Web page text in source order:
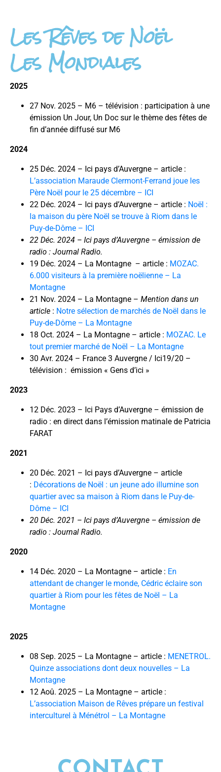
Les Rêves de Noël
Les Mondiales
2025
27 Nov. 2025 – M6 – télévision : participation à une
émission Un Jour, Un Doc sur le thème des fêtes de
fin d’année diffusé sur M6
2024
25 Déc. 2024 – Ici pays d’Auvergne – article :
L’association Maraude Clermont-Ferrand joue les
Père Noël pour le 25 décembre – ICI
22 Déc. 2024 – Ici pays d’Auvergne – article : Noël :
la maison du père Noël se trouve à Riom dans le
Puy-de-Dôme – ICI
22 Déc. 2024 – Ici pays d’Auvergne – émission de
radio : Journal Radio.
19 Déc. 2024 – La Montagne – article : MOZAC.
6.000 visiteurs à la première noëlienne – La
Montagne
21 Nov. 2024 – La Montagne – Mention dans un
article : Notre sélection de marchés de Noël dans le
Puy-de-Dôme – La Montagne
18 Oct. 2024 – La Montagne – article : MOZAC. Le
tout premier marché de Noël – La Montagne
30 Avr. 2024 – France 3 Auvergne / Ici19/20 –
télévision : émission « Gens d’ici »
2023
12 Déc. 2023 – Ici Pays d’Auvergne – émission de
radio : en direct dans l’émission matinale de Patricia
FARAT
2021
20 Déc. 2021 – Ici pays d’Auvergne – article
: Décorations de Noël : un jeune ado illumine son
quartier avec sa maison à Riom dans le Puy-de-
Dôme – ICI
20 Déc. 2021 – Ici pays d’Auvergne – émission de
radio : Journal Radio.
2020
14 Déc. 2020 – La Montagne – article : En
attendant de changer le monde, Cédric éclaire son
quartier à Riom pour les fêtes de Noël – La
Montagne
2025
08 Sep. 2025 – La Montagne – article : MENETROL.
Quinze associations dont deux nouvelles – La
Montagne
12 Aoû. 2025 – La Montagne – article :
L’association Maison de Rêves prépare un festival
interculturel à Ménétrol – La Montagne